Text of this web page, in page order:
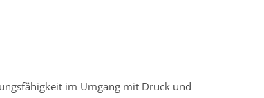
im Umgang mit Druck und